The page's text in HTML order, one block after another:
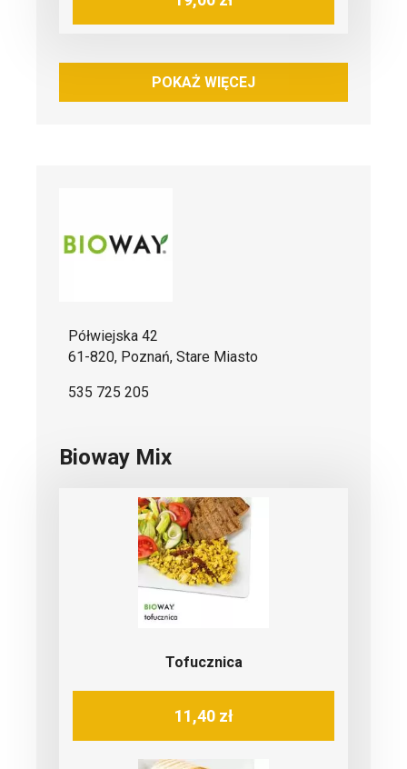
POKAŻ WIĘCEJ
Półwiejska 42
61-820, Poznań, Stare Miasto
535 725 205
Bioway Mix
Tofucznica
11,40 zł